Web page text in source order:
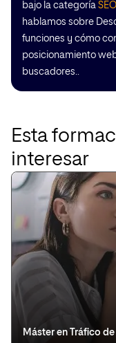
bajo la categoría SEO
hablamos sobre
funciones y cómo
posicionamiento
buscadores..
Esta
interesar
Máster en Tráfico